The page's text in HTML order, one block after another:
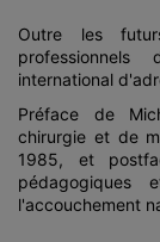
Outre les
international
Préface de
chirurgie et de
1985, et
pédagogiques
l'accouchement